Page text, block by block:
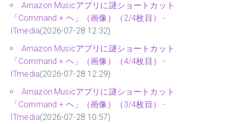
Amazon Musicアプリに謎ショートカット
「Command + ヘ」（画像）（2/4枚目） -
ITmedia(2026-07-28 12:32)
Amazon Musicアプリに謎ショートカット
「Command + ヘ」（画像）（4/4枚目） -
ITmedia(2026-07-28 12:29)
Amazon Musicアプリに謎ショートカット
「Command + ヘ」（画像）（3/4枚目） -
ITmedia(2026-07-28 10:57)